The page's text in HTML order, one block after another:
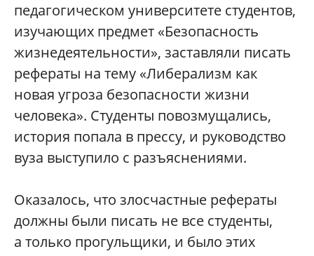
педагогическом университете студентов,
изучающих предмет «Безопасность
жизнедеятельности», заставляли писать
рефераты на тему «Либерализм как
новая угроза безопасности жизни
человека». Студенты повозмущались,
история попала в прессу, и руководство
вуза выступило с разъяснениями.
Оказалось, что злосчастные рефераты
должны были писать не все студенты,
а только прогульщики, и было этих